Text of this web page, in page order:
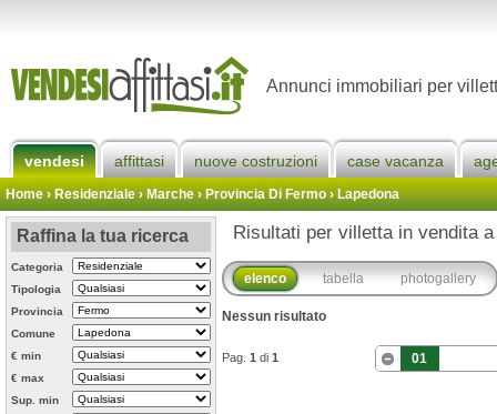
Annunci immobiliari per
vendesi affittasi nuove costruzioni case vacanza
Home› Residenziale › Marche ›Provincia Di Fermo›Lapedona
Raffina la tua ricerca
Categoria
Tipologia
Provincia
Comune
€ min
€ max
Sup. min
Risultati per villetta in vendita
elenco tabella photogallery
Nessun risultato
Pag. 1 di 1 01